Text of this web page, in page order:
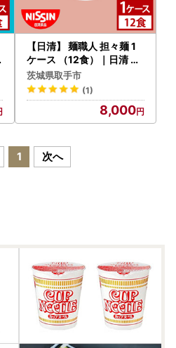
【日清】 麺職人 担々麺 1
ケース （12食）｜日清 カ
ップ麺 インスタント 保存
茨城県 取手市（AD018）
茨城県取手市
(1)
8,000
1 次へ